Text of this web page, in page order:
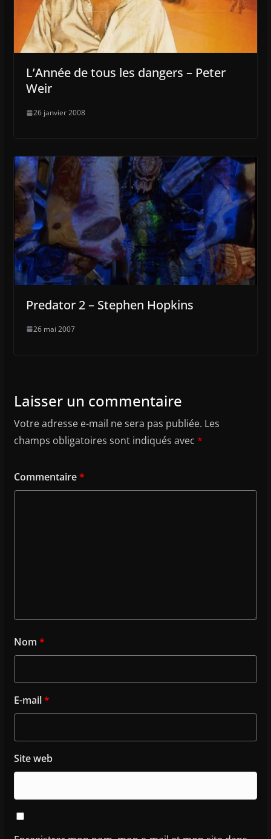
L’Année de tous les dangers – Peter
Weir
26 janvier 2008
Predator 2 – Stephen Hopkins
26 mai 2007
Laisser un commentaire
Votre adresse e-mail ne sera pas publiée. Les
champs obligatoires sont indiqués avec *
Commentaire*
Nom *
E-mail*
Site web